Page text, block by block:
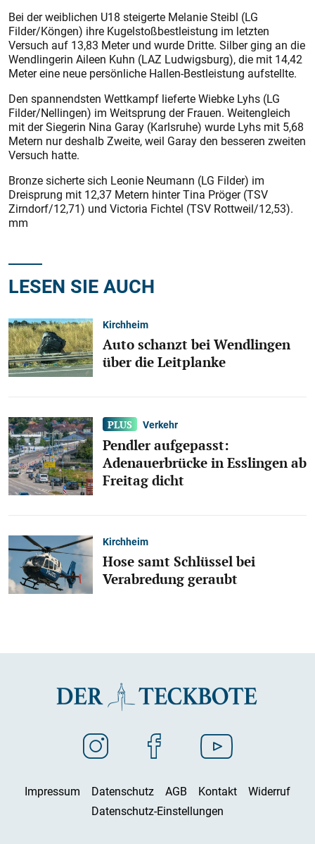
Bei der weiblichen U18 steigerte Melanie Steibl (LG
Filder/Köngen) ihre Kugelstoßbestleistung im letzten
Versuch auf 13,83 Meter und wurde Dritte. Silber ging an die
Wendlingerin Aileen Kuhn (LAZ Ludwigsburg), die mit 14,42
Meter eine neue persönliche Hallen-Bestleistung aufstellte.
Den spannendsten Wettkampf lieferte Wiebke Lyhs (LG
Filder/Nellingen) im Weitsprung der Frauen. Weitengleich
mit der Siegerin Nina Garay (Karlsruhe) wurde Lyhs mit 5,68
Metern nur deshalb Zweite, weil Garay den besseren zweiten
Versuch hatte.
Bronze sicherte sich Leonie Neumann (LG Filder) im
Dreisprung mit 12,37 Metern hinter Tina Pröger (TSV
Zirndorf/12,71) und Victoria Fichtel (TSV Rottweil/12,53).
mm
LESEN SIE AUCH
Kirchheim
Auto schanzt bei Wendlingen
über die Leitplanke
Verkehr
Pendler aufgepasst:
Adenauerbrücke in Esslingen ab
Freitag dicht
Kirchheim
Hose samt Schlüssel bei
Verabredung geraubt
Impressum Datenschutz AGB Kontakt
Widerruf
Datenschutz-Einstellungen